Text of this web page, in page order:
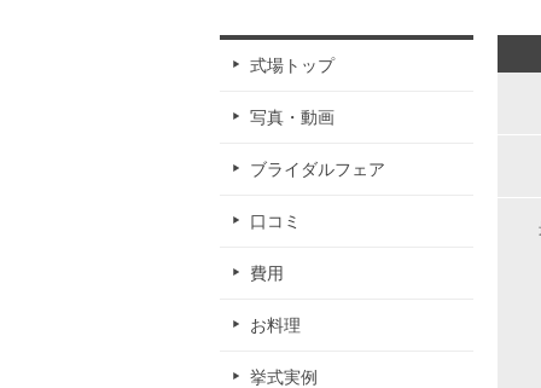
式場トップ
写真・動画
ブライダルフェア
口コミ
費用
お料理
挙式実例